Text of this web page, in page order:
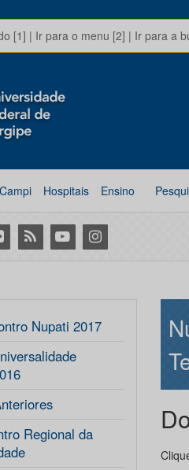
[1] | Ir para o menu [2] | Ir para a
Campi Hospitais Ensino
RSS YoutubeInstagram
Nupati 2017
Regional da